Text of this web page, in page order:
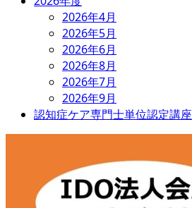
2026年4月
2026年5月
2026年6月
2026年8月
2026年7月
2026年9月
認知症ケア専門士単位認定講座